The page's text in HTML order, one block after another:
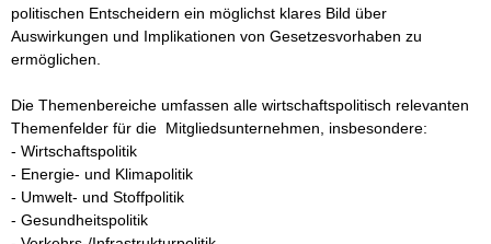
politischen Entscheidern ein möglichst klares Bild über
Auswirkungen und Implikationen von Gesetzesvorhaben zu
ermöglichen.
Die Themenbereiche umfassen alle wirtschaftspolitisch relevanten
Themenfelder für die  Mitgliedsunternehmen, insbesondere:
- Wirtschaftspolitik
- Energie- und Klimapolitik
- Umwelt- und Stoffpolitik
- Gesundheitspolitik